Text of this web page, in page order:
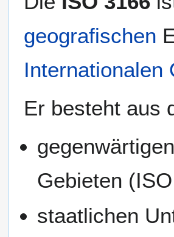
Navigation
Suche
geografischen
Internationalen
Er besteht aus
Gebieten
staatlichen